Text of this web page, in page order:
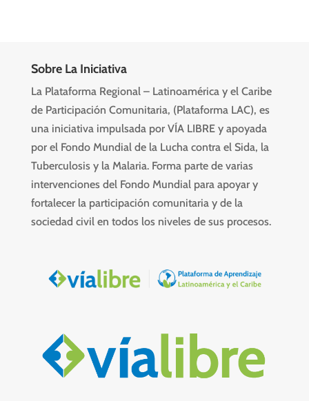
Sobre La Iniciativa
La Plataforma Regional – Latinoamérica y el Caribe
de Participación Comunitaria, (Plataforma LAC), es
una iniciativa impulsada por VÍA LIBRE y apoyada
por el Fondo Mundial de la Lucha contra el Sida, la
Tuberculosis y la Malaria. Forma parte de varias
intervenciones del Fondo Mundial para apoyar y
fortalecer la participación comunitaria y de la
sociedad civil en todos los niveles de sus procesos.